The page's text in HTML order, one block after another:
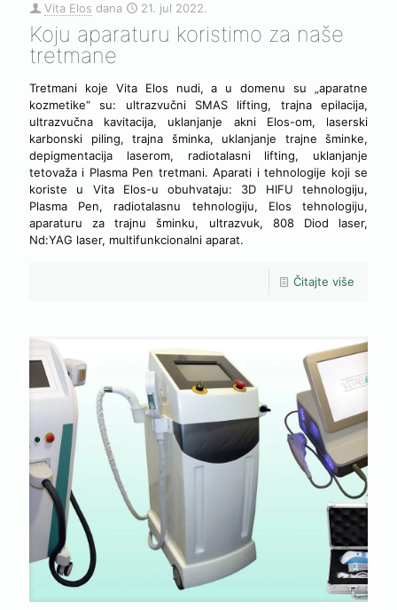
Vita Elos dana 21. jul 2022.
Koju aparaturu koristimo za naše
tretmane
Tretmani koje Vita Elos nudi, a u domenu su „aparatne
kozmetike“ su: ultrazvučni SMAS lifting, trajna epilacija,
ultrazvučna kavitacija, uklanjanje akni Elos-om, laserski
karbonski piling, trajna šminka, uklanjanje trajne šminke,
depigmentacija laserom, radiotalasni lifting, uklanjanje
tetovaža i Plasma Pen tretmani. Aparati i tehnologije koji se
koriste u Vita Elos-u obuhvataju: 3D HIFU tehnologiju,
Plasma Pen, radiotalasnu tehnologiju, Elos tehnologiju,
aparaturu za trajnu šminku, ultrazvuk, 808 Diod laser,
Nd:YAG laser, multifunkcionalni aparat.
Čitajte više